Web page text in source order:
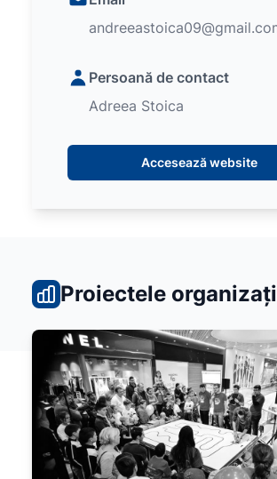
Persoană de contact
Adreea Stoica
Accesează website
Proiectele